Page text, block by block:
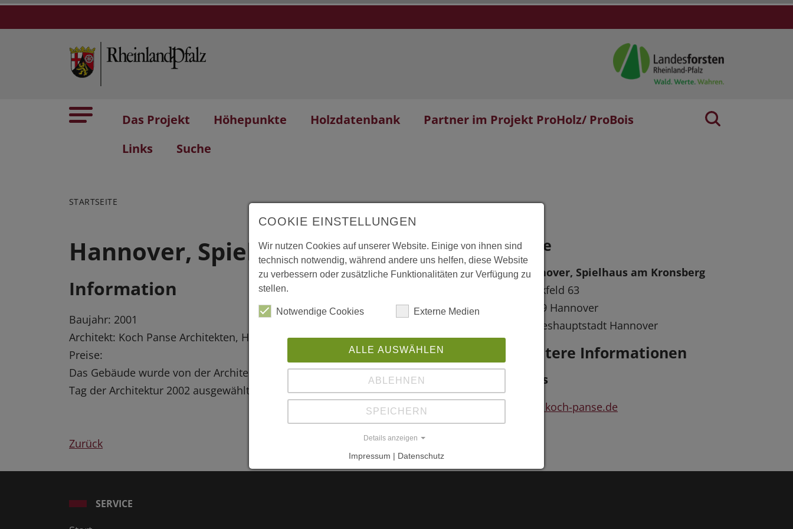
Das Projekt Höhepunkte Holzdatenbank
Partner im Projekt ProHolz/ ProBois
Links
Suche
STARTSEITE
Hannover, Spielhaus am Kronsberg
Information
Baujahr: 2001
Architekt: Koch Panse Architekten, Hannover
Preise:
Das Gebäude wurde von der Architektenkammer Niedersachsen zur Präsentation am
Tag der Architektur 2002 ausgewählt
Zurück
Lage
Hannover, Spielhaus am Kronsberg
Brockfeld 63
30539 Hannover
Landeshauptstadt Hannover
Weitere Informationen
Links
www.koch-panse.de
SERVICE
COOKIE EINSTELLUNGEN
Wir nutzen Cookies auf unserer Website. Einige von ihnen sind
technisch notwendig, während andere uns helfen, diese Website
zu verbessern oder zusätzliche Funktionalitäten zur Verfügung zu
stellen.
Notwendige Cookies Externe Medien
ALLE AUSWÄHLEN
ABLEHNEN
SPEICHERN
Details anzeigen
Impressum | Datenschutz